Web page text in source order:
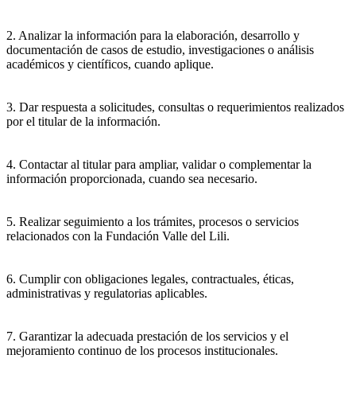
2. Analizar la información para la elaboración, desarrollo y
documentación de casos de estudio, investigaciones o análisis
académicos y científicos, cuando aplique.
3. Dar respuesta a solicitudes, consultas o requerimientos realizados
por el titular de la información.
4. Contactar al titular para ampliar, validar o complementar la
información proporcionada, cuando sea necesario.
5. Realizar seguimiento a los trámites, procesos o servicios
relacionados con la Fundación Valle del Lili.
6. Cumplir con obligaciones legales, contractuales, éticas,
administrativas y regulatorias aplicables.
7. Garantizar la adecuada prestación de los servicios y el
mejoramiento continuo de los procesos institucionales.